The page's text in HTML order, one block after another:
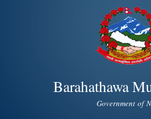
Skip to
main
content
Barahathawa
Government of